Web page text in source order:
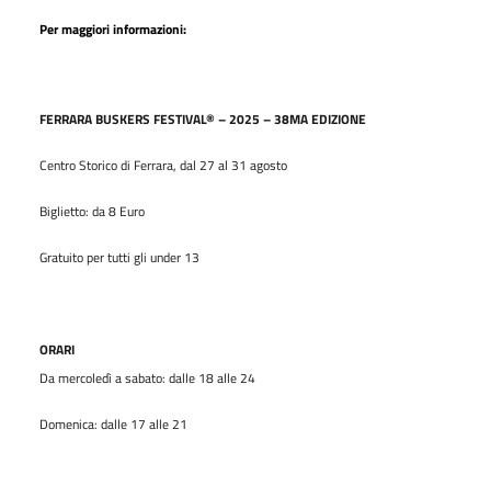
Per maggiori informazioni:
FERRARA BUSKERS FESTIVAL® – 2025 – 38MA EDIZIONE
Centro Storico di Ferrara, dal 27 al 31 agosto
Biglietto: da 8 Euro
Gratuito per tutti gli under 13
ORARI
Da mercoledì a sabato: dalle 18 alle 24
Domenica: dalle 17 alle 21